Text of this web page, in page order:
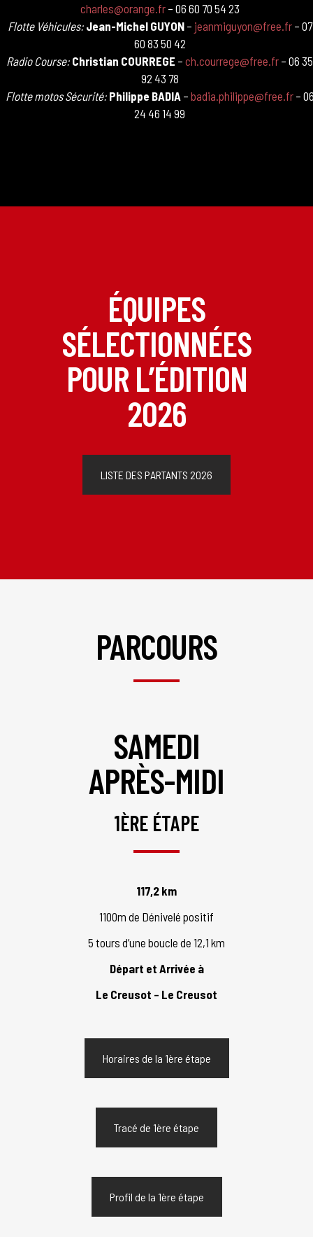
charles@orange.fr– 06 60 70 54 23
Flotte Véhicules: Jean-Michel GUYON– jeanmiguyon@free.fr– 07
60 83 50 42
Radio Course: Christian COURREGE – ch.courrege@free.fr – 06 35
92 43 78
Flotte motos Sécurité: Philippe BADIA – badia.philippe@free.fr–
24 46 14 99
ÉQUIPES
SÉLECTIONNÉES
POUR L’ÉDITION
2026
LISTE DES PARTANTS 2026
PARCOURS
SAMEDI
APRÈS-MIDI
1ÈRE ÉTAPE
117,2 km
1100m de Dénivelé positif
5 tours d’une boucle de 12,1 km
Départ et Arrivée à
Le Creusot – Le Creusot
Horaires de la 1ère étape
Tracé de 1ère étape
Profil de la 1ère étape